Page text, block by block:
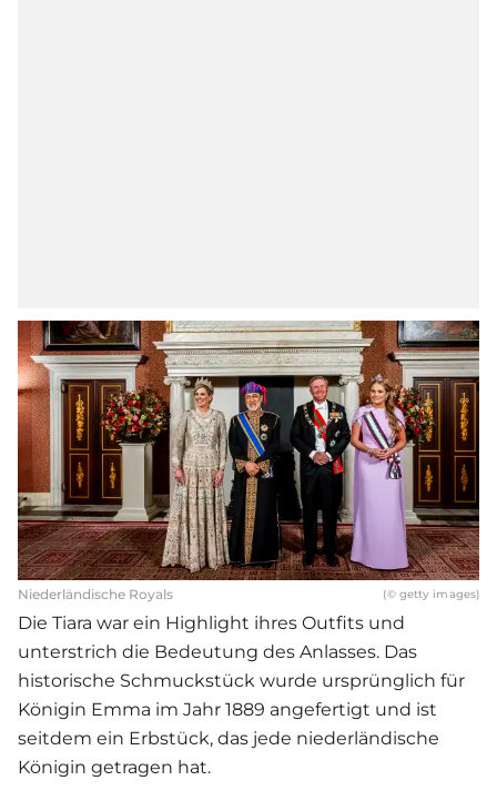
Niederländische Royals (© getty images)
Die Tiara war ein Highlight ihres Outfits und
unterstrich die Bedeutung des Anlasses. Das
historische Schmuckstück wurde ursprünglich für
Königin Emma im Jahr 1889 angefertigt und ist
seitdem ein Erbstück, das jede niederländische
Königin getragen hat.